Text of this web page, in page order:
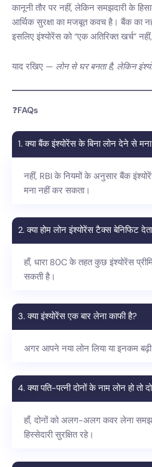
कानूनी तौर पर नहीं, लेकिन समझदारी के
आर्थिक सुरक्षा का मजबूत कवच है। बैंक का
इसलिए इंश्योरेंस को “एक अतिरिक्त खर्च”
याद रखिए — लोन से घर बनता है, लेकिन
❓FAQs
1. क्या बैंक इंश्योरेंस के बिना लोन देने से
नहीं, RBI के नियमों के अनुसार बैंक
मना नहीं कर सकता।
2. क्या होम लोन इंश्योरेंस टैक्स बेनिफिट
हाँ, धारा 80C के तहत कुछ इंश्योरेंस
सकती है।
3. क्या इंश्योरेंस एक बार लेना काफी है?
अगर आपने नया लोन लिया या इनकम
4. क्या पति-पत्नी दोनों के नाम लोन हो तो
हाँ, दोनों को अलग-अलग कवर लेना
हिस्सेदारी सुरक्षित रहे।